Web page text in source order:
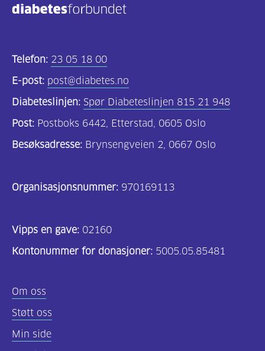
Telefon: 23 05 18 00
E-post: post@diabetes.no
Diabeteslinjen: Spør Diabeteslinjen 815 21 948
Post: Postboks 6442, Etterstad, 0605 Oslo
Besøksadresse: Brynsengveien 2, 0667 Oslo
Organisasjonsnummer: 970169113
Vipps en gave: 02160
Kontonummer for donasjoner: 5005.05.85481
Om oss
Støtt oss
Min side